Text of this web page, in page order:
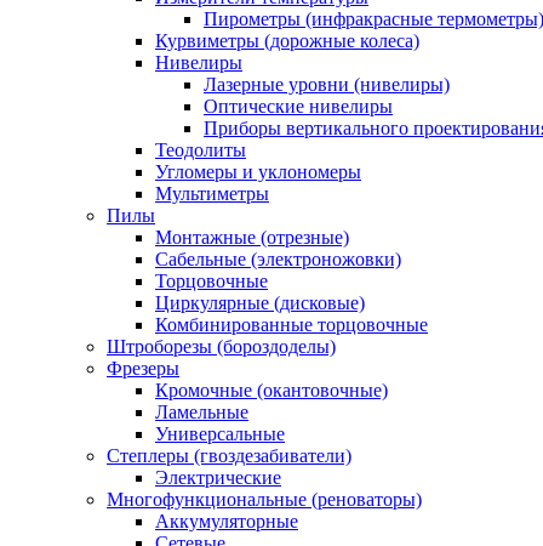
Пирометры (инфракрасные термометры)
Курвиметры (дорожные колеса)
Нивелиры
Лазерные уровни (нивелиры)
Оптические нивелиры
Приборы вертикального
Теодолиты
Угломеры и уклономеры
Мультиметры
Пилы
Монтажные (отрезные)
Сабельные (электроножовки)
Торцовочные
Циркулярные (дисковые)
Комбинированные торцовочные
Штроборезы (бороздоделы)
Фрезеры
Кромочные (окантовочные)
Ламельные
Универсальные
Степлеры (гвоздезабиватели)
Электрические
Многофункциональные (реноваторы)
Аккумуляторные